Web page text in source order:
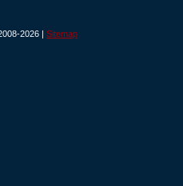
2026 | Sitemap